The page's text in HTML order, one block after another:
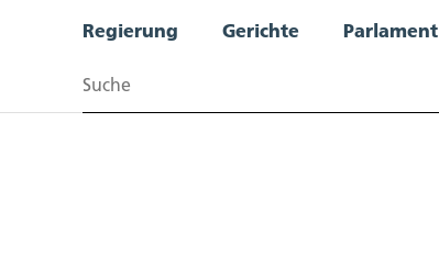
Regierung Gerichte Parlament
Suchen